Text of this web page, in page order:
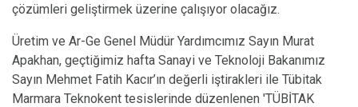
çözümleri geliştirmek üzerine çalışıyor olacağız.
Üretim ve Ar-Ge Genel Müdür Yardımcımız Sayın Murat
Apakhan, geçtiğimiz hafta Sanayi ve Teknoloji Bakanımız
Sayın Mehmet Fatih Kacır’ın değerli iştirakleri ile Tübitak
Marmara Teknokent tesislerinde düzenlenen 'TÜBİTAK